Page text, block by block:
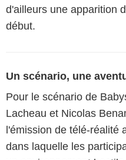
d'ailleurs une apparition
début.
Un scénario, une
Pour le scénario de
Lacheau et Nicolas
l'émission de télé-réalité
dans laquelle les